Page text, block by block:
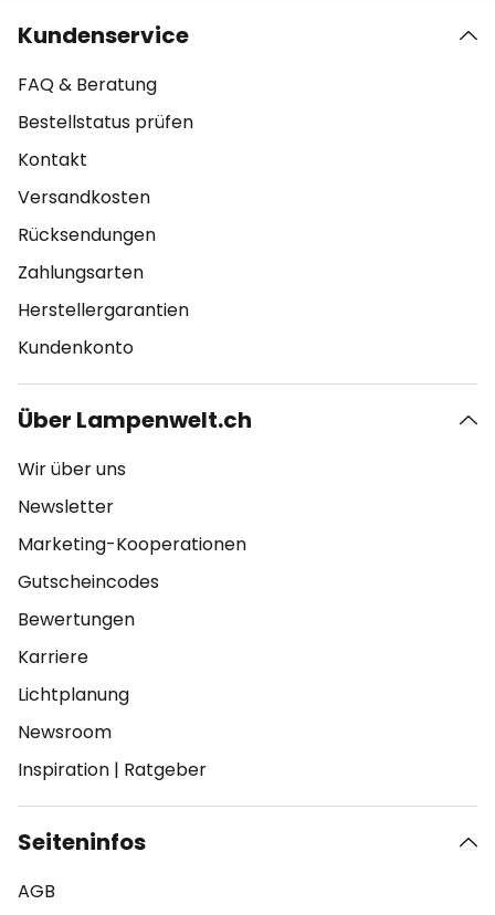
Kundenservice
FAQ & Beratung
Bestellstatus prüfen
Kontakt
Versandkosten
Rücksendungen
Zahlungsarten
Herstellergarantien
Kundenkonto
Über Lampenwelt.ch
Wir über uns
Newsletter
Marketing-Kooperationen
Gutscheincodes
Bewertungen
Karriere
Lichtplanung
Newsroom
Inspiration | Ratgeber
Seiteninfos
AGB